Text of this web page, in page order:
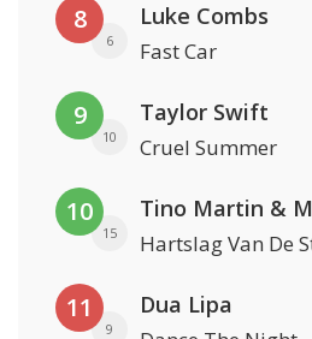
8
6
Luke Combs
Fast Car
9
10
Taylor Swift
Cruel Summer
10
15
Tino Martin &
Hartslag Van De
11
9
Dua Lipa